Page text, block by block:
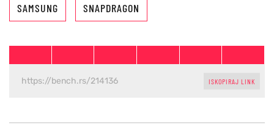
SAMSUNG SNAPDRAGON
ISKOPIRAJ LINK